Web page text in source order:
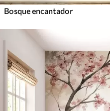
Bosque encantador